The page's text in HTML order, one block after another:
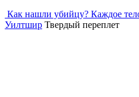
Как нашли убийцу? Каждое
Уилтшир Твердый переплет